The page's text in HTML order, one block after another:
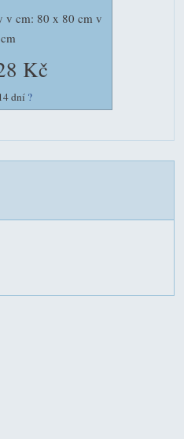
v cm: 80 x 80 cm v
cm
Kč
dní ?